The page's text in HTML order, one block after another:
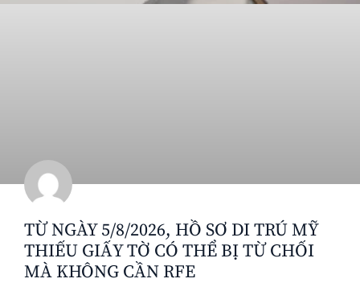
TỪ NGÀY 5/8/2026, HỒ SƠ DI TRÚ MỸ
THIẾU GIẤY TỜ CÓ THỂ BỊ TỪ CHỐI
MÀ KHÔNG CẦN RFE